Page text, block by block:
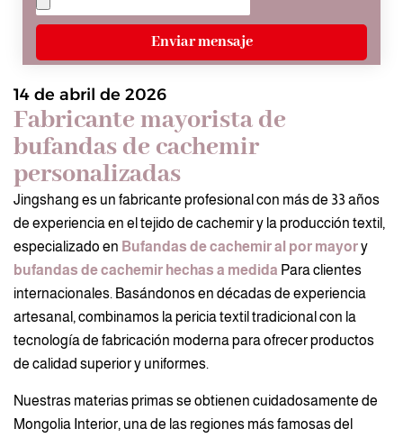
Enviar mensaje
14 de abril de 2026
Fabricante mayorista de
bufandas de cachemir
personalizadas
Jingshang es un fabricante profesional con más de 33 años
de experiencia en el tejido de cachemir y la producción textil,
especializado en Bufandas de cachemir al por mayory
bufandas de cachemir hechas a medida Para clientes
internacionales. Basándonos en décadas de experiencia
artesanal, combinamos la pericia textil tradicional con la
tecnología de fabricación moderna para ofrecer productos
de calidad superior y uniformes.
Nuestras materias primas se obtienen cuidadosamente de
Mongolia Interior, una de las regiones más famosas del